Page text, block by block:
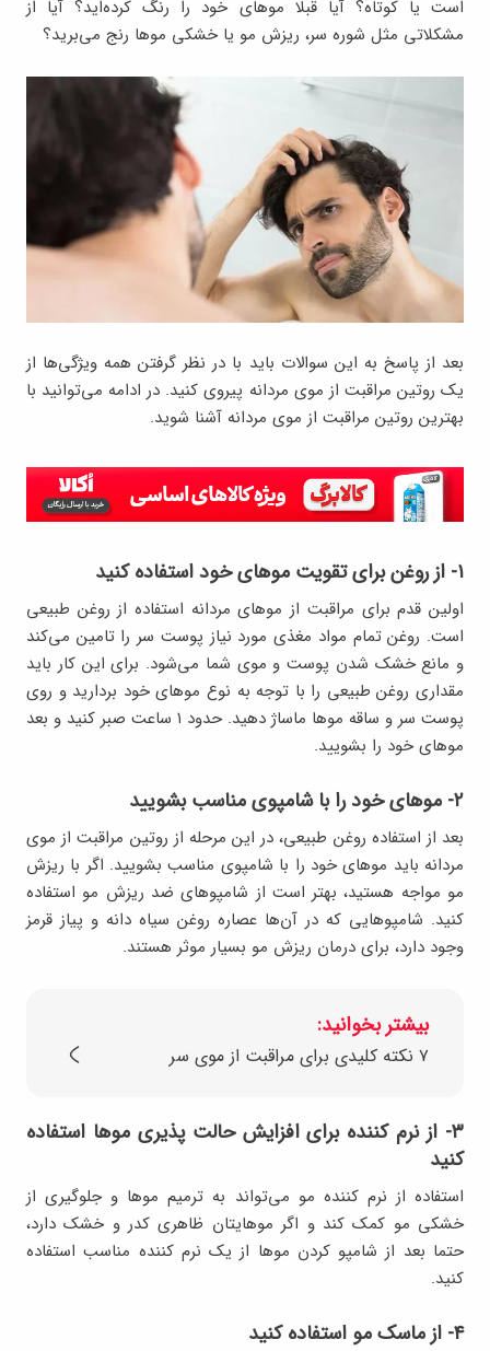
است یا کوتاه؟ آیا قبلا موهای خود را رنگ کرده‌اید؟ آیا از
مشکلاتی مثل شوره سر، ریزش مو یا خشکی موها رنج می‌برید؟
بعد از پاسخ به این سوالات باید با در نظر گرفتن همه ویژگی‌ها از
یک روتین مراقبت از موی مردانه پیروی کنید. در ادامه می‌توانید با
بهترین روتین مراقبت از موی مردانه آشنا شوید.
۱- از روغن برای تقویت موهای خود استفاده کنید
اولین قدم برای مراقبت از موهای مردانه استفاده از روغن طبیعی
است. روغن تمام مواد مغذی مورد نیاز پوست سر را تامین می‌کند
و مانع خشک شدن پوست و موی شما می‌شود. برای این کار باید
مقداری روغن طبیعی را با توجه به نوع موهای خود بردارید و روی
پوست سر و ساقه موها ماساژ دهید. حدود ۱ ساعت صبر کنید و بعد
موهای خود را بشویید.
۲- موهای خود را با شامپوی مناسب بشویید
بعد از استفاده روغن طبیعی، در این مرحله از روتین مراقبت از موی
مردانه باید موهای خود را با شامپوی مناسب بشویید. اگر با ریزش
مو مواجه هستید، بهتر است از شامپوهای ضد ریزش مو استفاده
کنید. شامپوهایی که در آن‌ها عصاره روغن سیاه دانه و پیاز قرمز
وجود دارد، برای درمان ریزش مو بسیار موثر هستند.
بیشتر بخوانید:
۷ نکته کلیدی برای مراقبت از موی سر
۳- از نرم کننده برای افزایش حالت پذیری موها استفاده
کنید
استفاده از نرم کننده مو می‌تواند به ترمیم موها و جلوگیری از
خشکی مو کمک کند و اگر موهایتان ظاهری کدر و خشک دارد،
حتما بعد از شامپو کردن موها از یک نرم کننده مناسب استفاده
کنید.
۴- از ماسک مو استفاده کنید